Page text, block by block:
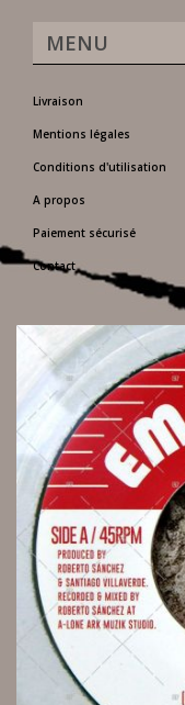
MENU
Livraison
Mentions légales
Conditions d'utilisation
A propos
Paiement sécurisé
Contact